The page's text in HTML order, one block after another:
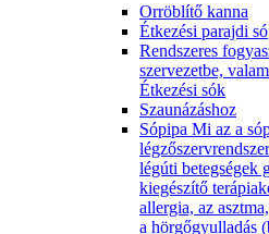
Orröblítő kanna
Étkezési parajdi só
Rendszeres
szervezetbe,
Étkezési sók
Szaunázáshoz
Sópipa Mi az a
légúti betegségek
kiegészítő
allergia, az
a hörgőgyulladás